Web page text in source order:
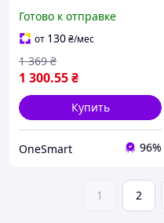
эрекции и продления
полового акта So Divine
Готово к отправке
от 130₴/мес
1 300.55₴
1 369 ₴
Купить
OneSmart 96%
1 2